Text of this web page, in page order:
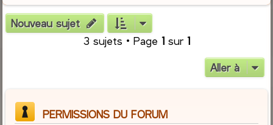
Nouveau sujet
3 sujets • Page 1sur 1
Aller à
PERMISSIONS DU FORUM